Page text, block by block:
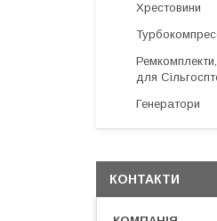
Хрестовини
для
Генератори
КОНТАКТИ